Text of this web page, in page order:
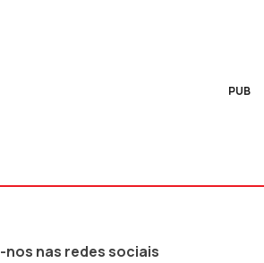
PUB
nos nas redes sociais